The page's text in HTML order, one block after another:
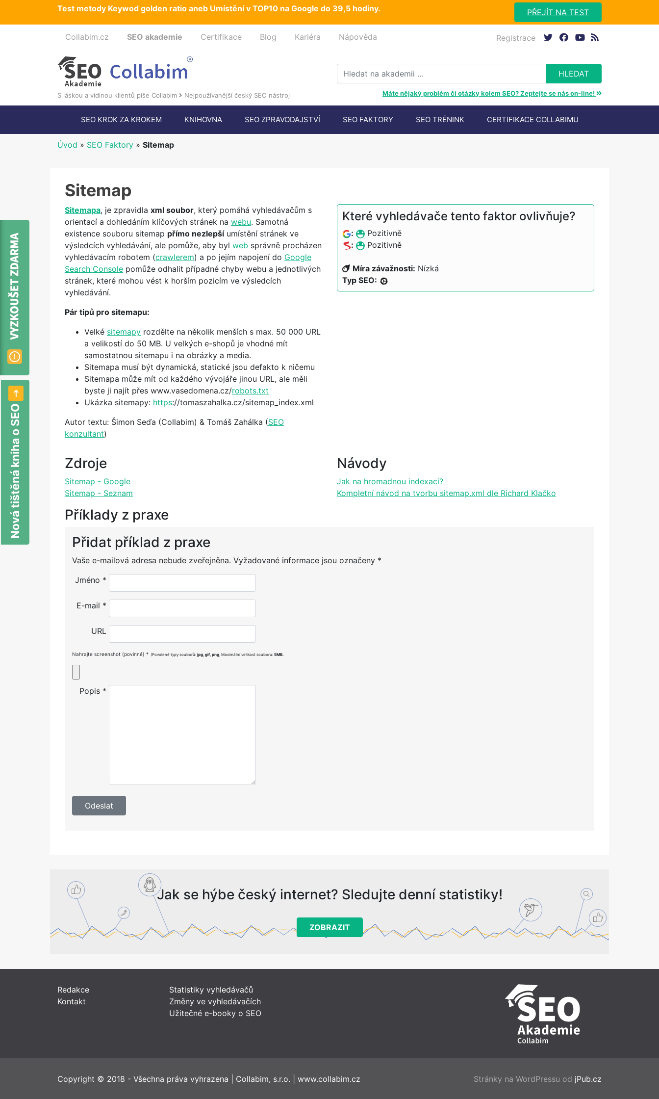
Test metody Keywod golden ratio aneb Umístění v TOP10 na Google do 39,5 hodiny. PŘEJÍT NA TEST
Nová tištěná kniha o SEO
Collabim.cz SEO akademie Certifikace Blog Kariéra Nápověda
Registrace
S láskou a vidinou klientů píše Collabim Nejpoužívanější český SEO nástroj Máte nějaký problém či otázky kolem SEO? Zeptejte se nás on-line!
SEO KROK ZA KROKEM KNIHOVNA SEO ZPRAVODAJSTVÍ SEO FAKTORY SEO TRÉNINK CERTIFIKACE COLLABIMU
Úvod » SEO Faktory » Sitemap
Sitemap
Sitemapa, je zpravidla xml soubor, který pomáhá vyhledávačům s
orientací a dohledáním klíčových stránek na webu. Samotná
existence souboru sitemap přímo nezlepšíumístění stránek ve
výsledcích vyhledávání, ale pomůže, aby byl web správně procházen
vyhledávacím robotem (crawlerem) a po jejím napojení do Google
Search Console pomůže odhalit případné chyby webu a jednotlivých
stránek, které mohou vést k horším pozicím ve výsledcích
vyhledávání.
Pár tipů pro sitemapu:
Velké sitemapy rozdělte na několik menších s max. 50 000 URL
a velikostí do 50 MB. U velkých e-shopů je vhodné mít
samostatnou sitemapu i na obrázky a media.
Sitemapa musí být dynamická, statické jsou defakto k ničemu
Sitemapa může mít od každého vývojáře jinou URL, ale měli
byste ji najít přes www.vasedomena.cz/robots.txt
Ukázka sitemapy: https://tomaszahalka.cz/sitemap_index.xml
Autor textu: Šimon Seďa (Collabim) & Tomáš Zahálka (SEO
konzultant)
Které vyhledávače tento faktor ovlivňuje?
:
Pozitivně
:
Pozitivně
Míra závažnosti: Nízká
Typ SEO:
Zdroje
Sitemap - Google
Sitemap - Seznam
Návody
Jak na hromadnou indexaci?
Kompletní návod na tvorbu sitemap.xml dle Richard Klačko
Příklady z praxe
Přidat příklad z praxe
Alternative:
Vaše e-mailová adresa nebude zveřejněna. Vyžadované informace jsou označeny *
Jméno *
E-mail *
URL
Nahrajte screenshot (povinné) * (Povolené typy souborů: jpg, gif, png, Maximální velikost souboru: 5MB.
Popis *
Jak se hýbe český internet? Sledujte denní statistiky!
ZOBRAZIT
Redakce
Kontakt
Statistiky vyhledávačů
Změny ve vyhledávačích
Užitečné e-booky o SEO
Copyright © 2018 - Všechna práva vyhrazena Collabim, s.r.o. www.collabim.cz Stránky na WordPressu od jPub.cz